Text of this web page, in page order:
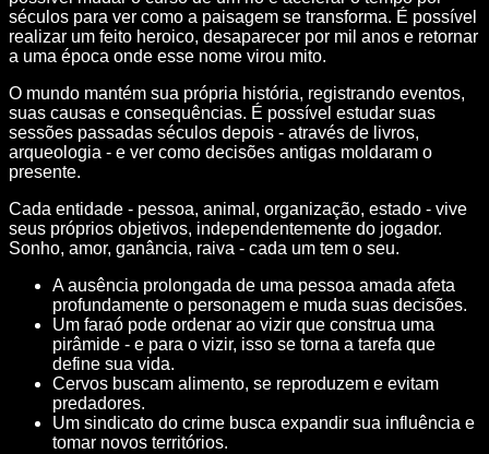
séculos para ver como a paisagem se transforma. É possível
realizar um feito heroico, desaparecer por mil anos e retornar
a uma época onde esse nome virou mito.
O mundo mantém sua própria história, registrando eventos,
suas causas e consequências. É possível estudar suas
sessões passadas séculos depois - através de livros,
arqueologia - e ver como decisões antigas moldaram o
presente.
Cada entidade - pessoa, animal, organização, estado - vive
seus próprios objetivos, independentemente do jogador.
Sonho, amor, ganância, raiva - cada um tem o seu.
A ausência prolongada de uma pessoa amada afeta
profundamente o personagem e muda suas decisões.
Um faraó pode ordenar ao vizir que construa uma
pirâmide - e para o vizir, isso se torna a tarefa que
define sua vida.
Cervos buscam alimento, se reproduzem e evitam
predadores.
Um sindicato do crime busca expandir sua influência e
tomar novos territórios.